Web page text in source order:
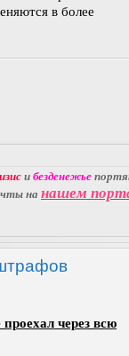
в более
и безденежье
на нашем
через всю